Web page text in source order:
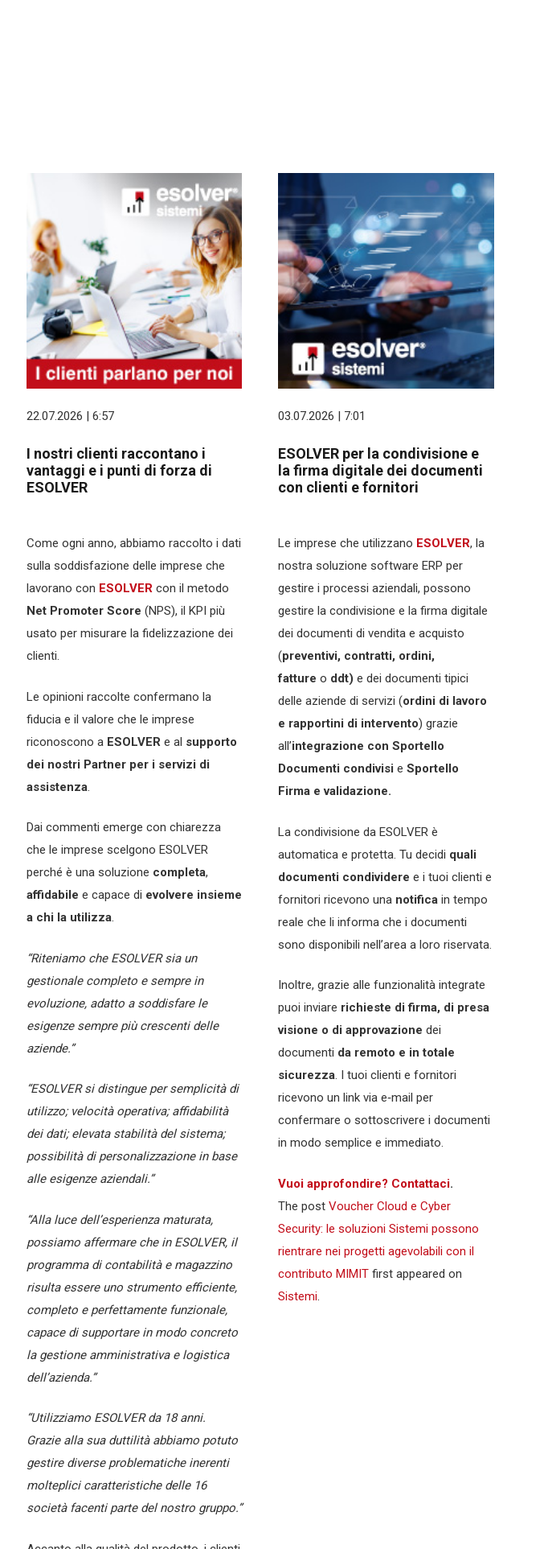
22.07.2026 | 6:57
I nostri clienti raccontano i
vantaggi e i punti di forza di
ESOLVER
Come ogni anno, abbiamo raccolto i dati
sulla soddisfazione delle imprese che
lavorano con ESOLVER con il metodo
Net Promoter Score (NPS), il KPI più
usato per misurare la fidelizzazione dei
clienti.
Le opinioni raccolte confermano la
fiducia e il valore che le imprese
riconoscono a ESOLVER e al supporto
dei nostri Partner per i servizi di
assistenza.
Dai commenti emerge con chiarezza
che le imprese scelgono ESOLVER
perché è una soluzione completa,
affidabile e capace di evolvere insieme
a chi la utilizza.
“Riteniamo che ESOLVER sia un
gestionale completo e sempre in
evoluzione, adatto a soddisfare le
esigenze sempre più crescenti delle
aziende.”
“ESOLVER si distingue per semplicità di
utilizzo; velocità operativa; affidabilità
dei dati; elevata stabilità del sistema;
possibilità di personalizzazione in base
alle esigenze aziendali.”
“Alla luce dell’esperienza maturata,
possiamo affermare che in ESOLVER, il
programma di contabilità e magazzino
risulta essere uno strumento efficiente,
completo e perfettamente funzionale,
capace di supportare in modo concreto
la gestione amministrativa e logistica
dell’azienda.”
“Utilizziamo ESOLVER da 18 anni.
Grazie alla sua duttilità abbiamo potuto
gestire diverse problematiche inerenti
molteplici caratteristiche delle 16
società facenti parte del nostro gruppo.”
03.07.2026 | 7:01
ESOLVER per la condivisione e
la firma digitale dei documenti
con clienti e fornitori
Le imprese che utilizzano ESOLVER, la
nostra soluzione software ERP per
gestire i processi aziendali, possono
gestire la condivisione e la firma digitale
dei documenti di vendita e acquisto
(preventivi, contratti, ordini,
fatture o ddt) e dei documenti tipici
delle aziende di servizi (ordini di lavoro
e rapportini di intervento) grazie
all’integrazione con Sportello
Documenti condivisi e Sportello
Firma e validazione.
La condivisione da ESOLVER è
automatica e protetta. Tu decidi quali
documenti condividere e i tuoi clienti e
fornitori ricevono una notifica in tempo
reale che li informa che i documenti
sono disponibili nell’area a loro riservata.
Inoltre, grazie alle funzionalità integrate
puoi inviare richieste di firma, di presa
visione o di approvazione dei
documenti da remoto e in totale
sicurezza. I tuoi clienti e fornitori
ricevono un link via e‑mail per
confermare o sottoscrivere i documenti
in modo semplice e immediato.
Vuoi approfondire? Contattaci.
The post Voucher Cloud e Cyber
Security: le soluzioni Sistemi possono
rientrare nei progetti agevolabili con il
contributo MIMIT first appeared on
Sistemi